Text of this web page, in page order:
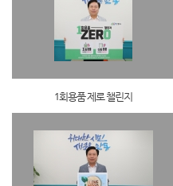
1회용품 제로 챌린지